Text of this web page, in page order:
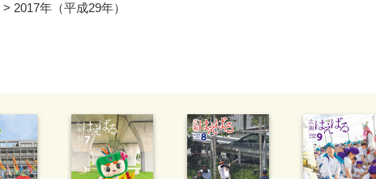
> 2017年（平成29年）